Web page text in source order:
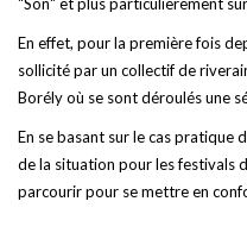
En effet, pour la première fois
sollicité par un collectif de
Borély où se sont déroulés une
En se basant sur le cas pratique
de la situation pour les festivals
parcourir pour se mettre en